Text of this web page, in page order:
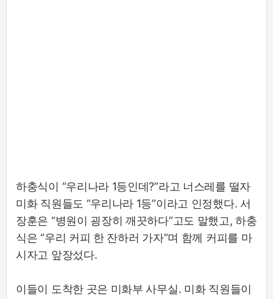
하충식이 “우리나라 1등인데?”라고 너스레를 떨자
미화 직원들도 “우리나라 1등”이라고 인정했다. 서
장훈은 “병원이 굉장히 깨끗하다”고도 말했고, 하충
식은 “우리 커피 한 잔하러 가자”며 함께 커피를 마
시자고 앞장섰다.
이들이 도착한 곳은 미화부 사무실. 미화 직원들이